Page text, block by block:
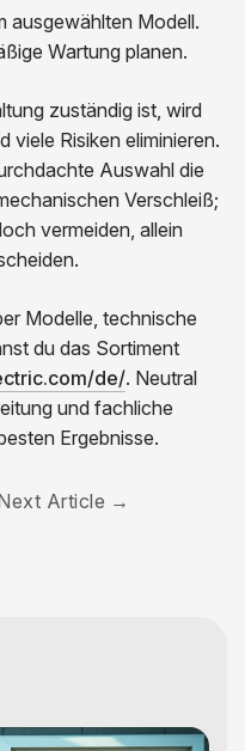
ausgewählten Modell.
Wartung planen.
zuständig ist, wird
viele Risiken eliminieren.
Auswahl die
Verschleiß;
vermeiden, allein
Modelle, technische
du das Sortiment
de/. Neutral
und fachliche
Ergebnisse.
Article